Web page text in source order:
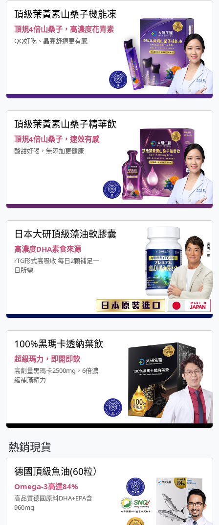
頂級葉黃素山桑子機能凍
頂規4倍山桑子，高濃度花青素
QQ好吃、晶亮舒適更有感
頂級葉黃素山桑子精華飲
頂規4倍山桑子，速效有感
酸甜好喝，無添加更健康
日本大研頂級藻油軟膠囊
高濃度DHA素食來源
rTG形式高吸收 每日2顆補足一
日所需
100%黑瑪卡透納葉飲
超級瑪力，即開即飲
高劑量黑瑪卡2500mg，6倍濃
縮補滿精力
熱銷現貨
德國頂級魚油(60粒）
Omega-3高達84%
高品質德國原料DHA+EPA含
960mg